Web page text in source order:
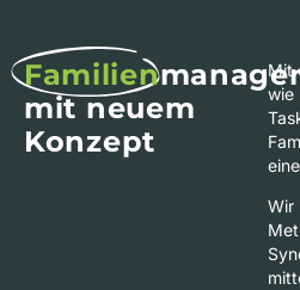
Familien
mit neuem
Konzept
Mit
wie
Wir